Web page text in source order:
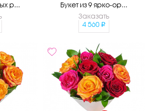
р...
Букет из 9 ярко-ор...
Заказать
4 560